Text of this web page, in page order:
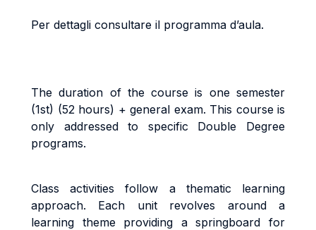
Per dettagli consultare il programma d’aula.
The duration of the course is one semester
(1st) (52 hours) + general exam. This course is
only addressed to specific Double Degree
programs.
Class activities follow a thematic learning
approach. Each unit revolves around a
learning theme providing a springboard for